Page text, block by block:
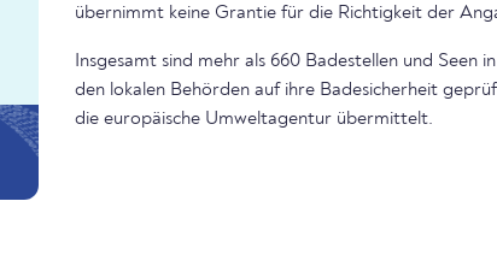
übernimmt keine Grantie für die Richtigkeit der
Insgesamt sind mehr als 660 Badestellen und
den lokalen Behörden auf ihre Badesicherheit
die europäische Umweltagentur übermittelt.